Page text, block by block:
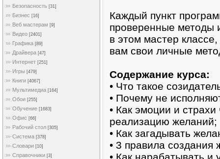
Безопасность [31]
Бизнес [16]
Веб мастерам [9]
Видео [2401]
Графика [89]
Драйвера [47]
Интернет [251]
Игры [479]
Книги [4067]
Мультимедиа [164]
Обои [255]
Обучение [1683]
Офис [66]
Рабочий стол [305]
Система [378]
Словари [10]
Справочники [3]
Каждый пункт
проверенные методы
в этом мастер
вам свои личные
Содержание курса:
• Что такое
• Почему не
• Как эмоции и
реализацию желаний;
• Как загадывать
• 3 правила создания
• Как нарабатывать и